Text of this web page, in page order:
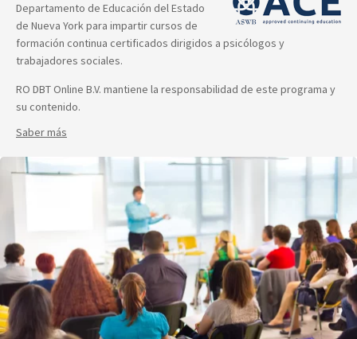
Departamento de Educación del Estado
de Nueva York para impartir cursos de
formación continua certificados dirigidos a psicólogos y
trabajadores sociales.
RO DBT Online B.V. mantiene la responsabilidad de este programa y
su contenido.
Saber más